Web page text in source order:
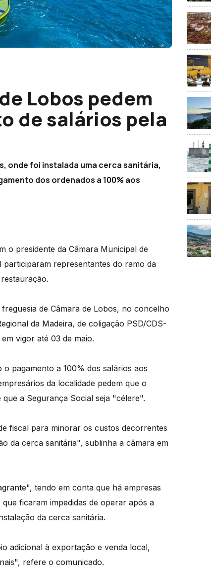
Lobos pedem
de salários pela
onde foi instalada uma cerca sanitária,
dos ordenados a 100% aos
o presidente da Câmara Municipal de
representantes do ramo da
de Câmara de Lobos, no concelho
da Madeira, de coligação PSD/CDS-
vigor até 03 de maio.
pagamento a 100% dos salários aos
da localidade pedem que o
a Segurança Social seja "célere".
fiscal para minorar os custos decorrentes
da cerca sanitária", sublinha a câmara em
tendo em conta que há empresas
ficaram impedidas de operar após a
da cerca sanitária.
adicional à exportação e venda local,
refere o comunicado.